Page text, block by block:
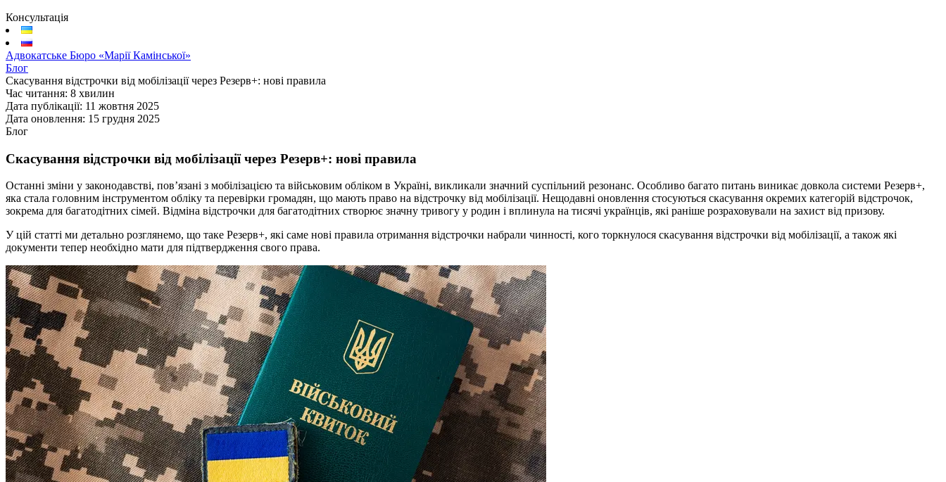
Консультація
Адвокатське Бюро «Марії Камінської»
Блог
Скасування відстрочки від мобілізації через Резерв+: нові правила
Час читання: 8 хвилин
Дата публікації: 11 жовтня 2025
Дата оновлення: 15 грудня 2025
Блог
Скасування відстрочки від мобілізації через Резерв+: нові правила
Останні зміни у законодавстві, пов’язані з мобілізацією та військовим обліком в Україні, викликали значний суспільний резонанс. Особливо багато питань виникає довкола системи Резерв+,
яка стала головним інструментом обліку та перевірки громадян, що мають право на відстрочку від мобілізації. Нещодавні оновлення стосуються скасування окремих категорій відстрочок,
зокрема для багатодітних сімей. Відміна відстрочки для багатодітних створює значну тривогу у родин і вплинула на тисячі українців, які раніше розраховували на захист від призову.
У цій статті ми детально розглянемо, що таке Резерв+, які саме нові правила отримання відстрочки набрали чинності, кого торкнулося скасування відстрочки від мобілізації, а також які
документи тепер необхідно мати для підтвердження свого права.